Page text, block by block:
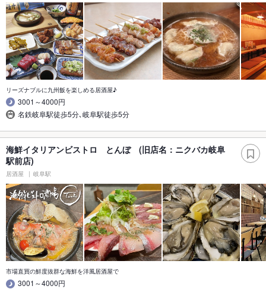
リーズナブルに九州飯を楽しめる居酒屋♪
3001～4000円
名鉄岐阜駅徒歩5分､岐阜駅徒歩5分
海鮮イタリアンビストロ とんぼ (旧店名：ニクバカ岐阜
駅前店)
居酒屋 岐阜駅
市場直買の鮮度抜群な海鮮を洋風居酒屋で
3001～4000円